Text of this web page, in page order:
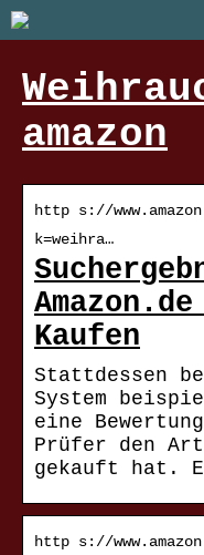
amazon
http s://
k=weihra…
Kaufen
Stattdessen
System
eine
Prüfer den
gekauft hat.
http s://